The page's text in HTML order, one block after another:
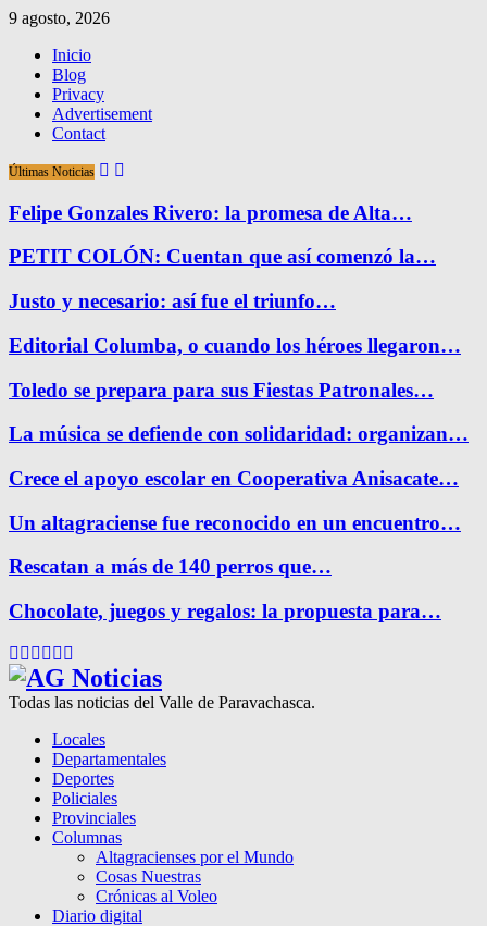
9 agosto, 2026
Inicio
Blog
Privacy
Advertisement
Contact
Últimas Noticias
Felipe Gonzales Rivero: la promesa de Alta…
PETIT COLÓN: Cuentan que así comenzó la…
Justo y necesario: así fue el triunfo…
Editorial Columba, o cuando los héroes llegaron…
Toledo se prepara para sus Fiestas Patronales…
La música se defiende con solidaridad: organizan…
Crece el apoyo escolar en Cooperativa Anisacate…
Un altagraciense fue reconocido en un encuentro…
Rescatan a más de 140 perros que…
Chocolate, juegos y regalos: la propuesta para…
Facebook
Twitter
Instagram
Pinterest
Google
Todas las noticias del Valle de Paravachasca.
Locales
Departamentales
Deportes
Policiales
Provinciales
Columnas
Altagracienses por el Mundo
Cosas Nuestras
Crónicas al Voleo
Diario digital